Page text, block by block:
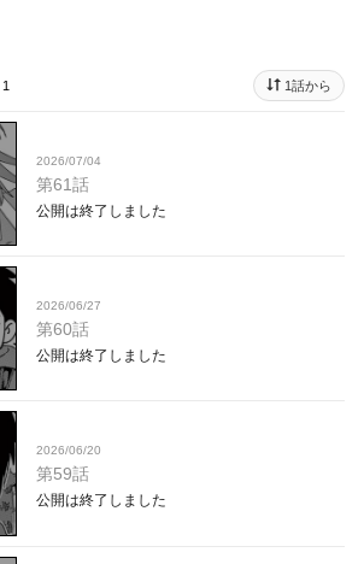
1話から
2026/07/04
第61話
公開は終了しました
2026/06/27
第60話
公開は終了しました
2026/06/20
第59話
公開は終了しました